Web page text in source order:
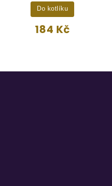
184 Kč
Do kotlíku